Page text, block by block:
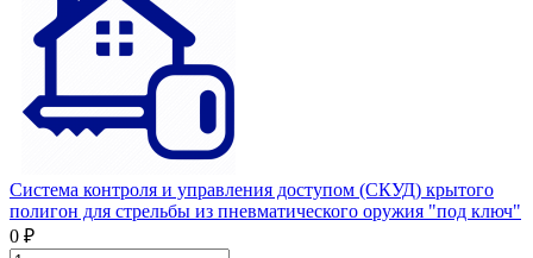
Система контроля и управления доступом (СКУД) крытого
полигон для стрельбы из пневматического оружия "под ключ"
0 ₽